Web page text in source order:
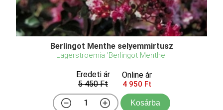
Berlingot Menthe selyemmirtusz
Lagerstroemia 'Berlingot Menthe'
Eredeti ár
5 450 Ft
Online ár
4 950 Ft
Kosárba